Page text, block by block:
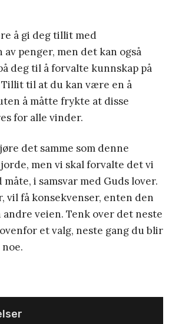
å gi deg tillit med
penger, men det kan også
deg til å forvalte kunnskap på
Tillit til at du kan være en å
å måtte frykte at disse
for alle vinder.
det samme som denne
men vi skal forvalte det vi
måte, i samsvar med Guds lover.
vil få konsekvenser, enten den
veien. Tenk over det neste
et valg, neste gang du blir